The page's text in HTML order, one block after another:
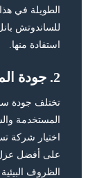
الطويلة في
للساندوتش
استفادة منها.
2. جودة
تختلف جودة
المستخدمة
اختيار شركة
على أفضل
الظروف